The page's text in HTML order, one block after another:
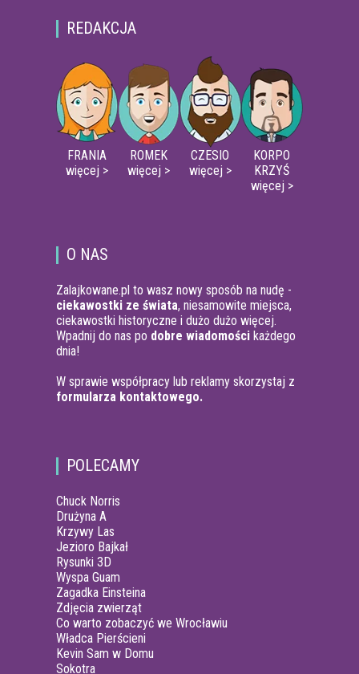
REDAKCJA
FRANIA
więcej >
ROMEK
więcej >
CZESIO
więcej >
KORPO
KRZYŚ
więcej >
O NAS
Zalajkowane.pl to wasz nowy sposób na nudę -
ciekawostki ze świata, niesamowite miejsca,
ciekawostki historyczne i dużo dużo więcej.
Wpadnij do nas po dobre wiadomości każdego
dnia!
W sprawie współpracy lub reklamy skorzystaj z
formularza kontaktowego.
POLECAMY
Chuck Norris
Drużyna A
Krzywy Las
Jezioro Bajkał
Rysunki 3D
Wyspa Guam
Zagadka Einsteina
Zdjęcia zwierząt
Co warto zobaczyć we Wrocławiu
Władca Pierścieni
Kevin Sam w Domu
Sokotra